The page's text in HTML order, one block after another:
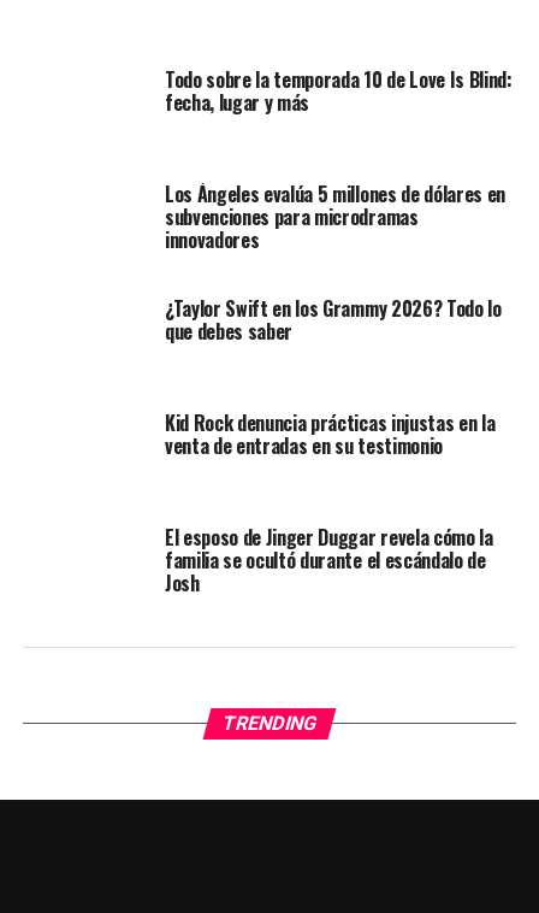
Todo sobre la temporada 10 de Love Is Blind:
fecha, lugar y más
Los Ángeles evalúa 5 millones de dólares en
subvenciones para microdramas
innovadores
¿Taylor Swift en los Grammy 2026? Todo lo
que debes saber
Kid Rock denuncia prácticas injustas en la
venta de entradas en su testimonio
El esposo de Jinger Duggar revela cómo la
familia se ocultó durante el escándalo de
Josh
TRENDING